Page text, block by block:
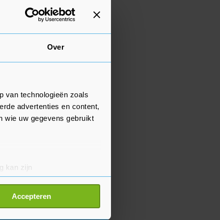
Over
van technologieën zoals
advertenties en content,
wie uw gegevens gebruikt
kan zijn
detailgedeelte
Accepteren